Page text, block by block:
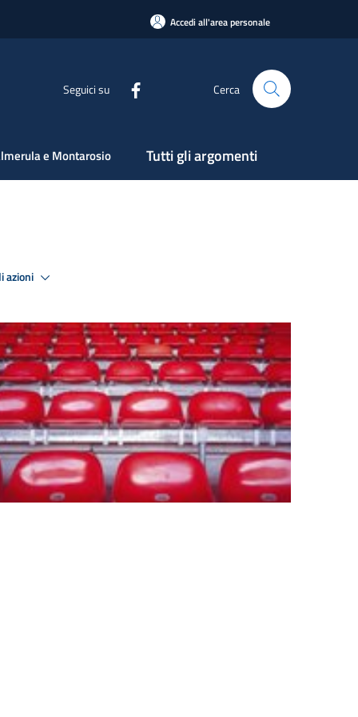
Accedi all'area personale
Seguici su Cerca
e Montarosio Tutti gli argomenti
azioni